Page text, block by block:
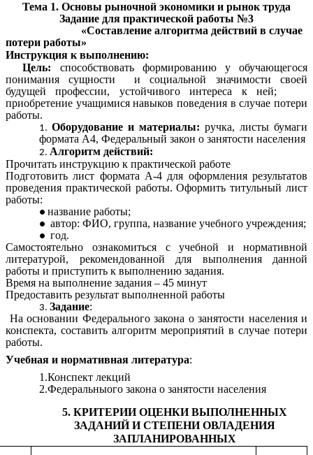
Тема 1. Основы рыночной экономики и рынок труда
Задание для практической работы №3
«Составление алгоритма действий в случае
потери работы»
Инструкция к выполнению:
Цель: способствовать формированию у обучающегося
понимания сущности и социальной значимости своей
будущей профессии, устойчивого интереса к ней;
приобретение учащимися навыков поведения в случае потери
работы.
Оборудование и материалы: ручка, листы бумаги
формата А4, Федеральный закон о занятости населения
Алгоритм действий:
Прочитать инструкцию к практической работе
Подготовить лист формата А-4 для оформления результатов
проведения практической работы. Оформить титульный лист
работы:
название работы;
автор: ФИО, группа, название учебного учреждения;
год.
Самостоятельно ознакомиться с учебной и нормативной
литературой, рекомендованной для выполнения данной
работы и приступить к выполнению задания.
Время на выполнение задания – 45 минут
Предоставить результат выполненной работы
Задание:
На основании Федерального закона о занятости населения и
конспекта, составить алгоритм мероприятий в случае потери
работы.
Учебная и нормативная литература:
1.Конспект лекций
2.Федеральныого закона о занятости населения
5. КРИТЕРИИ ОЦЕНКИ ВЫПОЛНЕННЫХ
ЗАДАНИЙ И СТЕПЕНИ ОВЛАДЕНИЯ
ЗАПЛАНИРОВАННЫХ